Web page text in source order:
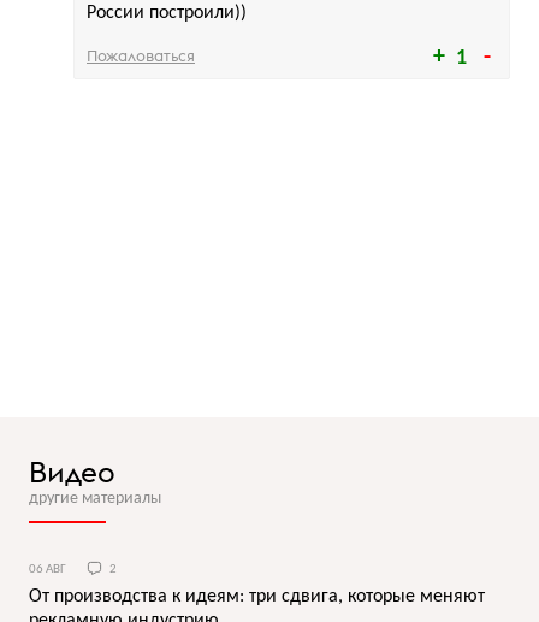
1
России построили))
Пожаловаться
Видео
другие материалы
06 АВГ 2
От производства к идеям: три сдвига, которые меняют